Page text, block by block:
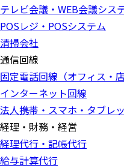
テレビ会議・WEB会議シス
POSレジ・POSシステム
清掃会社
通信回線
固定電話回線（オフィス・店
インターネット回線
法人携帯・スマホ・タブレ
経理・財務・経営
経理代行・記帳代行
給与計算代行